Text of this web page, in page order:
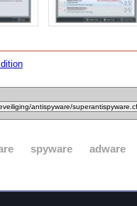
spyware adware